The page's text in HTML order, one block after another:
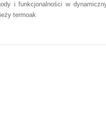
i funkcjonalności w
termoak